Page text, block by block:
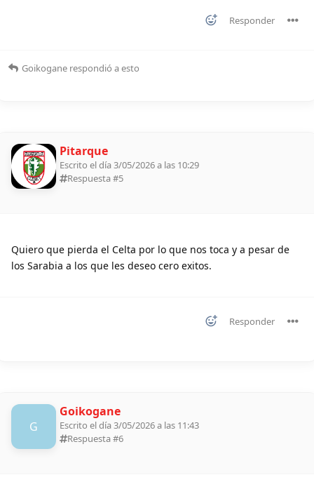
Responder
Goikogane respondió a esto
Pitarque
Escrito el día 3/05/2026 a las 10:29
Respuesta #5
Quiero que pierda el Celta por lo que nos toca y a pesar de
los Sarabia a los que les deseo cero exitos.
Responder
G
Goikogane
Escrito el día 3/05/2026 a las 11:43
Respuesta #6